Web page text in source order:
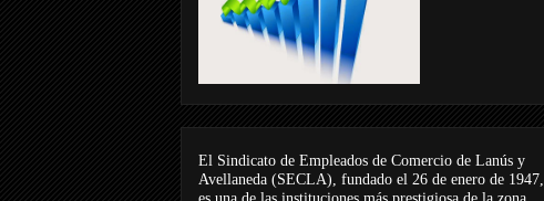
El Sindicato de Empleados de Comercio de Lanús y
Avellaneda (SECLA), fundado el 26 de enero de 1947,